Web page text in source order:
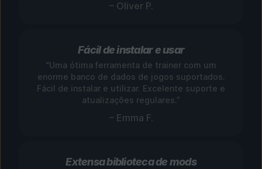
– Oliver P.
Fácil de instalar e usar
“Uma ótima ferramenta de trainer com um
enorme banco de dados de jogos suportados.
Fácil de instalar e utilizar. Excelente suporte e
atualizações regulares.”
– Emma F.
Extensa biblioteca de mods